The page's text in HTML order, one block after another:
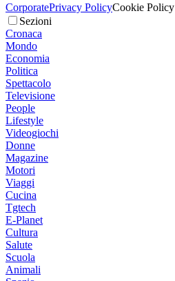
CorporatePrivacy PolicyCookie Policy
Sezioni
Cronaca
Mondo
Economia
Politica
Spettacolo
Televisione
People
Lifestyle
Videogiochi
Donne
Magazine
Motori
Viaggi
Cucina
Tgtech
E-Planet
Cultura
Salute
Scuola
Animali